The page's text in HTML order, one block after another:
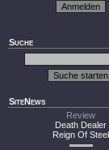
Suche
SiteNews
Review
Death Dealer
Reign Of Steel